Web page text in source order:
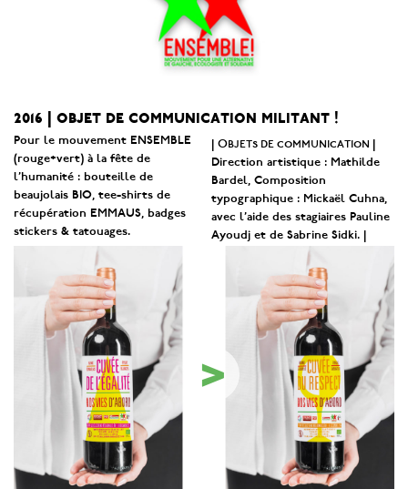
2016 | objet de communication militant !
Pour le mouvement ENSEMBLE
(rouge+vert) à la fête de
l’humanité : bouteille de
beaujolais BIO, tee-shirts de
récupération EMMAUS, badges
stickers & tatouages.
|Objets de communication
Direction artistique : Mathilde
Bardel, Composition
typographique : Mickaël Cuhna,
avec l’aide des stagiaires Pauline
Ayoudj et de Sabrine Sidki. |
>